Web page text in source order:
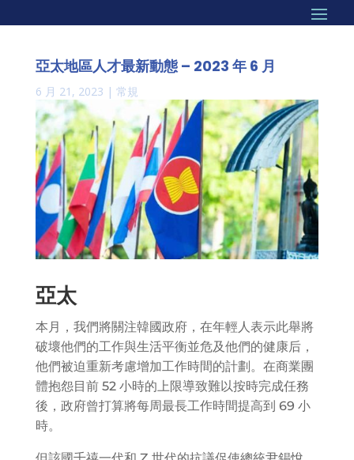
亞太地區人才最新動態 – 2023 年 6 月
6 月 21, 2023 | 常規
亞太
本月，我們將關注韓國政府，在年輕人表示此舉將
破壞他們的工作與生活平衡並危及他們的健康后，
他們被迫重新考慮增加工作時間的計劃。在商業團
體抱怨目前 52 小時的上限導致難以按時完成任務
後，政府曾打算將每周最長工作時間提高到 69 小
時。